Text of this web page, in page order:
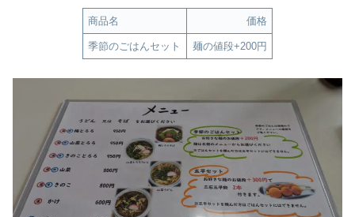
商品名 価格
季節のごはんセット 麺の値段+200円